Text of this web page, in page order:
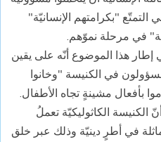
"بكرامتهم الإنسانيّة"
في مرحلة نموّهم.
هذا الموضوع أنّه على يقين
في الكنيسة "وخانوا
بأفعال مشينةٍ تجاه الأطفال.
الكاثوليكيّة تعملُ
في أطرٍ دينيّة وذلك عبر خلق